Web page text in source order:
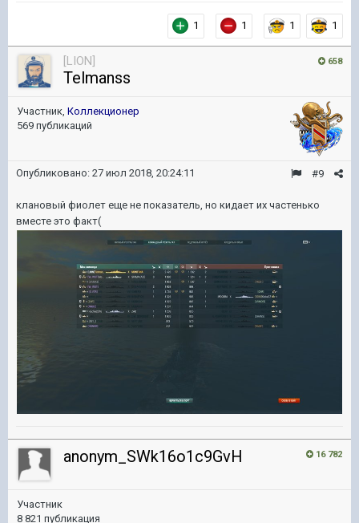
1 1 1 1
658
[LION]
Telmanss
Участник, Коллекционер
569 публикаций
#9
Опубликовано: 27 июл 2018, 20:24:11
клановый фиолет еще не показатель, но кидает их частенько
вместе это факт(
16 782
anonym_SWk16o1c9GvH
Участник
8 821 публикация